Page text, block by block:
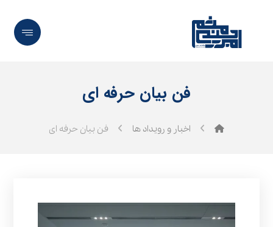
فن بیان حرفه‌ ای
اخبار و رویداد ها فن بیان حرفه‌ ای